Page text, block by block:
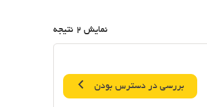
نمایش 2 نتیجه
بررسی در دسترس بودن